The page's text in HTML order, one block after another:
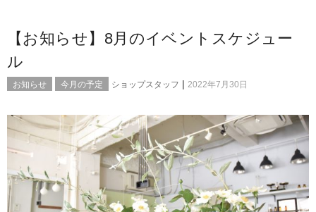
【お知らせ】8月のイベントスケジュー
ル
お知らせ 今月の予定 ショップスタッフ | 2022年7月30日